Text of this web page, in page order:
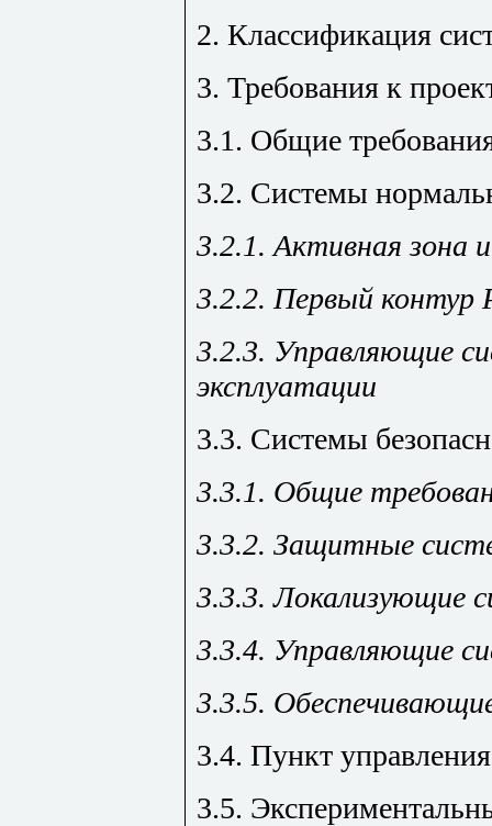
2. Классификация
3. Требования к
3.1. Общие
3.2. Системы
3.2.1. Активная
3.2.2. Первый контур
3.2.3. Управляющие
эксплуатации
3.3. Системы
3.3.1. Общие
3.3.2. Защитные
3.3.3. Локализующие
3.3.4. Управляющие
3.3.5.
3.4. Пункт управления
3.5.